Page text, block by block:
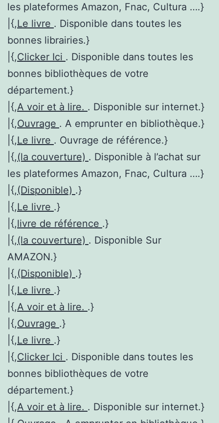
les plateformes Amazon, Fnac, Cultura ….}
|{,Le livre . Disponible dans toutes les
bonnes librairies.}
|{,Clicker Ici . Disponible dans toutes les
bonnes bibliothèques de votre
département.}
|{,A voir et à lire. . Disponible sur internet.}
|{,Ouvrage . A emprunter en bibliothèque.}
|{,Le livre . Ouvrage de référence.}
|{,(la couverture) . Disponible à l’achat sur
les plateformes Amazon, Fnac, Cultura ….}
|{,(Disponible) .}
|{,Le livre .}
|{,livre de référence .}
|{,(la couverture) . Disponible Sur
AMAZON.}
|{,(Disponible) .}
|{,Le livre .}
|{,A voir et à lire. .}
|{,Ouvrage .}
|{,Le livre .}
|{,Clicker Ici . Disponible dans toutes les
bonnes bibliothèques de votre
département.}
|{,A voir et à lire. . Disponible sur internet.}